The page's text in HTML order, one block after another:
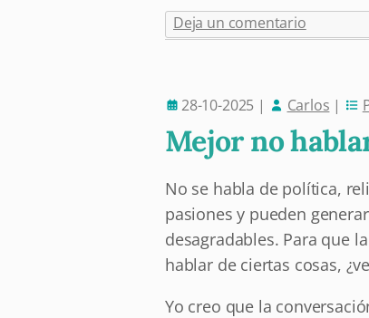
Deja un comentario
28-10-2025 | Carlos |
Mejor no
No se habla de política,
pasiones y pueden
desagradables. Para que
hablar de ciertas cosas,
Yo creo que la